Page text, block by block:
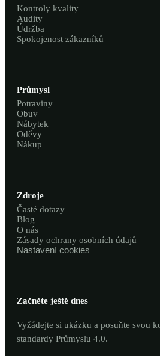
Kontroly kvality
Audity
Údržba
Spokojenost zákazníků
Průmysl
Potraviny
Obuv
Nábytek
Oděvy
Nákup
Zdroje
Časté dotazy
Blog
O nás
Zásady ochrany osobních údajů
Nastavení cookies
Začněte ještě dnes
Vyžádejte si ukázku a posuňte svou
standardy Průmyslu 4.0.